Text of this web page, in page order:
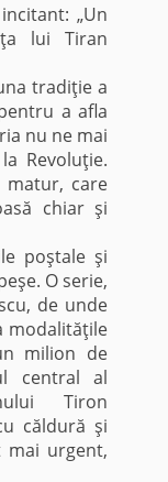
„Un
lui Tiran
tradiţie a
a afla
nu ne mai
Revoluţie.
care
chiar şi
şi
O serie,
de unde
modalităţile
milion de
central al
Tiron
căldură şi
mai urgent,